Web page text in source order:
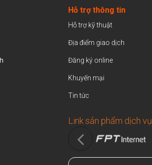
Hỗ trợ thông tin
Hỗ trợ kỹ thuật
Địa điểm giao dịch
Đăng ký online
Khuyến mại
Tin tức
Link sản phẩm dịch vụ